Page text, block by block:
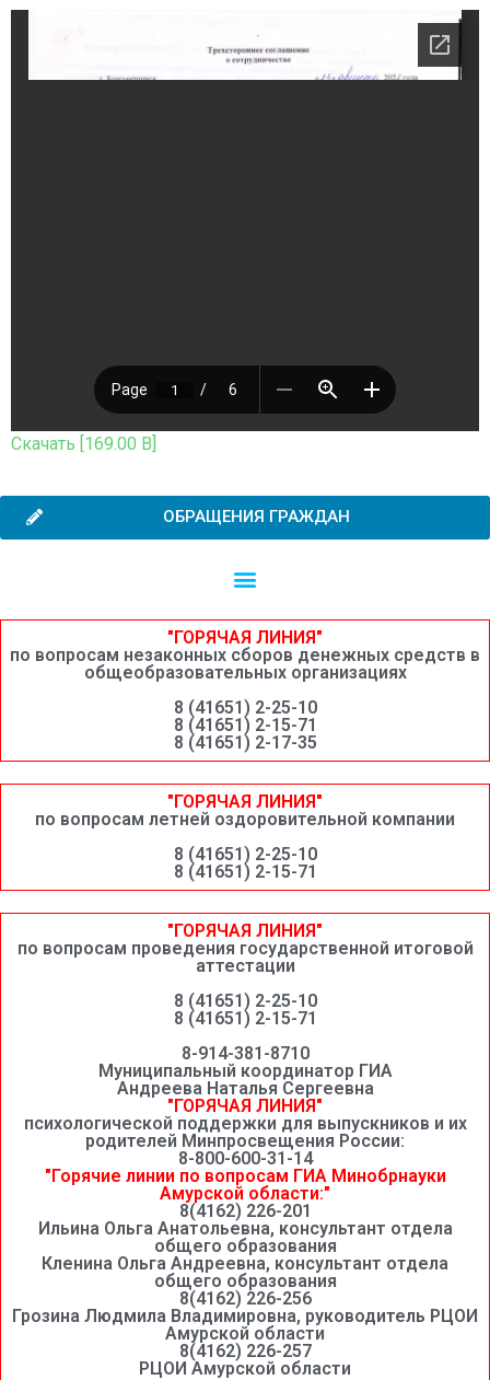
Скачать [169.00 B]
ОБРАЩЕНИЯ ГРАЖДАН
"ГОРЯЧАЯ ЛИНИЯ"
по вопросам незаконных сборов денежных средств в
общеобразовательных организациях
8 (41651) 2-25-10
8 (41651) 2-15-71
8 (41651) 2-17-35
"ГОРЯЧАЯ ЛИНИЯ"
по вопросам летней оздоровительной компании
8 (41651) 2-25-10
8 (41651) 2-15-71
"ГОРЯЧАЯ ЛИНИЯ"
по вопросам проведения государственной итоговой
аттестации
8 (41651) 2-25-10
8 (41651) 2-15-71
8-914-381-8710
Муниципальный координатор ГИА
Андреева Наталья Сергеевна
"ГОРЯЧАЯ ЛИНИЯ"
психологической поддержки для выпускников и их
родителей Минпросвещения России:
8-800-600-31-14
"Горячие линии по вопросам ГИА Минобрнауки
Амурской области:"
8(4162) 226-201
Ильина Ольга Анатольевна, консультант отдела
общего образования
Кленина Ольга Андреевна, консультант отдела
общего образования
8(4162) 226-256
Грозина Людмила Владимировна, руководитель РЦОИ
Амурской области
8(4162) 226-257
РЦОИ Амурской области